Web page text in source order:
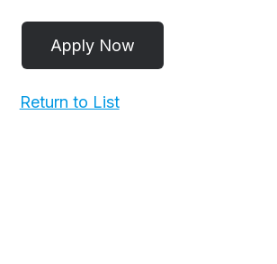
Return to List